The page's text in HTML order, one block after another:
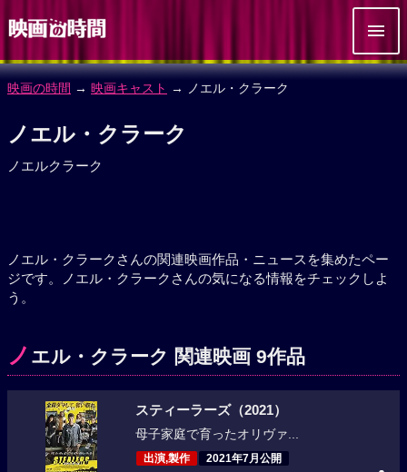
映画の時間 → 映画キャスト → ノエル・クラーク
ノエル・クラーク
ノエルクラーク
ノエル・クラークさんの関連映画作品・ニュースを集めたペー
ジです。ノエル・クラークさんの気になる情報をチェックしよ
う。
ノ エル・クラーク 関連映画 9作品
スティーラーズ（2021）
母子家庭で育ったオリヴァ...
出演,製作 2021年7月公開